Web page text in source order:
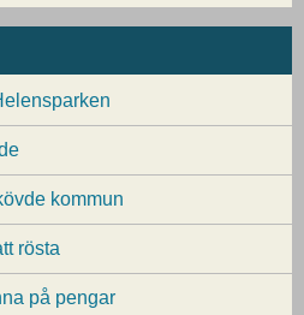
kommun
rösta
på pengar